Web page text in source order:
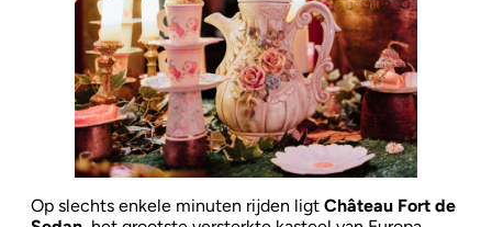
Op slechts enkele minuten rijden ligt Château Fort de